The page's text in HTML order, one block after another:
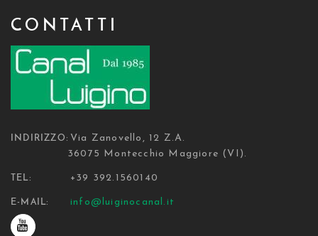
CONTATTI
INDIRIZZO: Via Zanovello, 12 Z.A.
36075 Montecchio Maggiore (VI).
TEL: +39 392.1560140
E-MAIL: info@luiginocanal.it